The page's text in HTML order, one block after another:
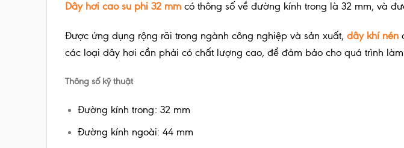
Dây hơi cao su phi 32 mm có thông số về đường kính trong là 32 mm, và
Được ứng dụng rộng rãi trong ngành công nghiệp và sản xuất, dây khí nén
các loại dây hơi cần phải có chất lượng cao, để đảm bảo cho quá trình
Thông số kỹ thuật
Đường kính trong: 32 mm
Đường kính ngoài: 44 mm